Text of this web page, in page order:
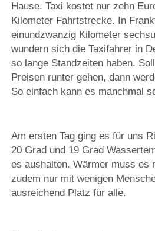
Hause. Taxi kostet nur zehn
Kilometer Fahrtstrecke. In
einundzwanzig Kilometer
wundern sich die Taxifahrer in
so lange Standzeiten haben.
Preisen runter gehen, dann
So einfach kann es manchmal
Am ersten Tag ging es für uns
20 Grad und 19 Grad
es aushalten. Wärmer muss es
zudem nur mit wenigen
ausreichend Platz für alle.